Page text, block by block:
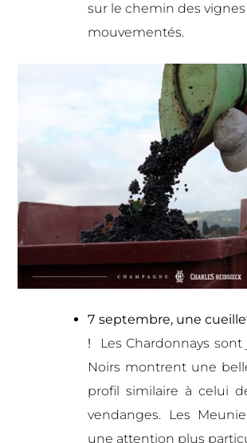
sur le chemin des
mouvementés.
7 septembre, une
! Les Chardonnays sont
Noirs montrent une
profil similaire à celui
vendanges. Les
une attention plus